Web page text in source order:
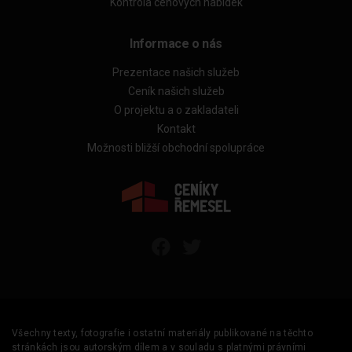
Informace o nás
Prezentace našich služeb
Ceník našich služeb
O projektu a o zakladateli
Kontakt
Možnosti bližší obchodní spolupráce
Všechny texty, fotografie i ostatní materiály publikované na těchto
stránkách jsou autorským dílem a v souladu s platnými právními